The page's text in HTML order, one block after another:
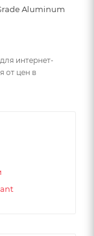
Aluminum
интернет-
от цен в